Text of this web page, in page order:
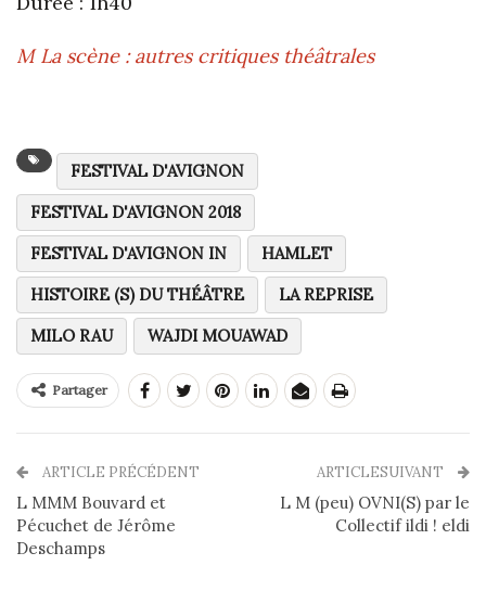
M La scène : autres critiques théâtrales
FESTIVAL D'AVIGNON
FESTIVAL D'AVIGNON 2018
FESTIVAL D'AVIGNON IN
HAMLET
HISTOIRE (S) DU THÉÂTRE
LA REPRISE
MILO RAU
WAJDI MOUAWAD
Partager
ARTICLE PRÉCÉDENT
L MMM Bouvard et
Pécuchet de Jérôme
Deschamps
ARTICLESUIVANT
L M (peu) OVNI(S) par le
Collectif ildi ! eldi